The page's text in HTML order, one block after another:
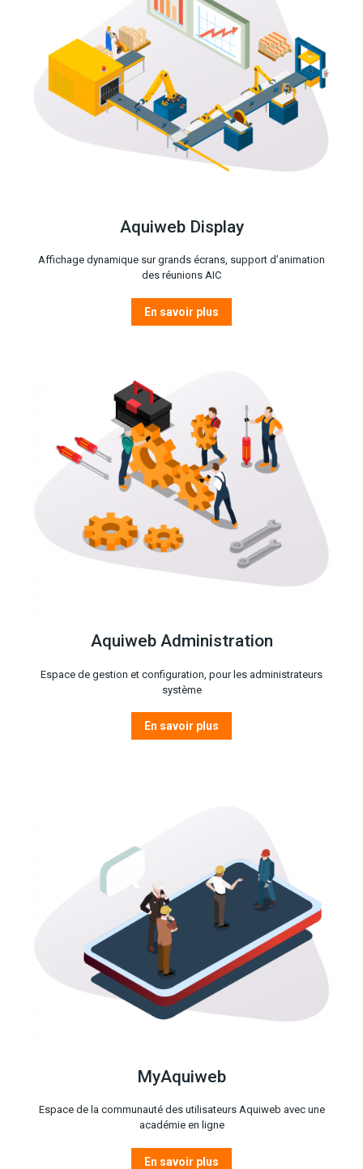
Aquiweb Display
Affichage dynamique sur grands écrans, support d’animation
des réunions AIC
En savoir plus
Aquiweb Administration
Espace de gestion et configuration, pour les administrateurs
système
En savoir plus
MyAquiweb
Espace de la communauté des utilisateurs Aquiweb avec une
académie en ligne
En savoir plus